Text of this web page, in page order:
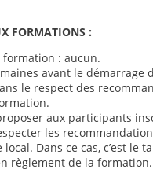
FORMATIONS :
: aucun.
avant le démarrage
le respect des
aux participants
les
Dans ce cas, c’est le
règlement de la formation.